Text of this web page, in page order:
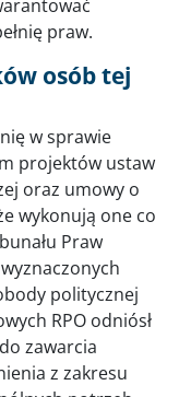
praw.
osób tej
w sprawie
projektów ustaw
oraz umowy o
wykonują one co
Praw
politycznej
RPO odniósł
zawarcia
z zakresu